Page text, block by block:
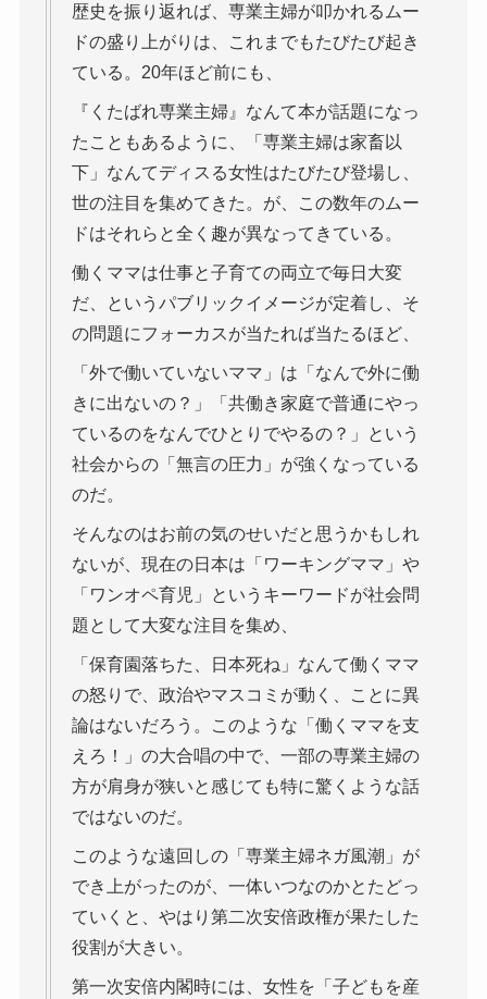
歴史を振り返れば、専業主婦が叩かれるムー
ドの盛り上がりは、これまでもたびたび起き
ている。20年ほど前にも、
『くたばれ専業主婦』なんて本が話題になっ
たこともあるように、「専業主婦は家畜以
下」なんてディスる女性はたびたび登場し、
世の注目を集めてきた。が、この数年のムー
ドはそれらと全く趣が異なってきている。
働くママは仕事と子育ての両立で毎日大変
だ、というパブリックイメージが定着し、そ
の問題にフォーカスが当たれば当たるほど、
「外で働いていないママ」は「なんで外に働
きに出ないの？」「共働き家庭で普通にやっ
ているのをなんでひとりでやるの？」という
社会からの「無言の圧力」が強くなっている
のだ。
そんなのはお前の気のせいだと思うかもしれ
ないが、現在の日本は「ワーキングママ」や
「ワンオペ育児」というキーワードが社会問
題として大変な注目を集め、
「保育園落ちた、日本死ね」なんて働くママ
の怒りで、政治やマスコミが動く、ことに異
論はないだろう。このような「働くママを支
えろ！」の大合唱の中で、一部の専業主婦の
方が肩身が狭いと感じても特に驚くような話
ではないのだ。
このような遠回しの「専業主婦ネガ風潮」が
でき上がったのが、一体いつなのかとたどっ
ていくと、やはり第二次安倍政権が果たした
役割が大きい。
第一次安倍内閣時には、女性を「子どもを産